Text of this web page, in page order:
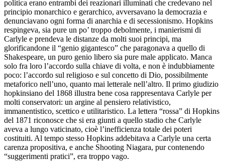
politica erano entrambi dei reazionari illuminati che credevano nel
principio monarchico e gerarchico, avversavano la democrazia e
denunciavano ogni forma di anarchia e di secessionismo. Hopkins
respingeva, sia pure un po’ troppo debolmente, i manierismi di
Carlyle e prendeva le distanze da molti suoi principi, ma
glorificandone il “genio gigantesco” che paragonava a quello di
Shakespeare, un puro genio libero sia pure male applicato. Manca
solo fra loro l’accordo sulla chiave di volta, e non è indubbiamente
poco: l’accordo sul religioso e sul concetto di Dio, possibilmente
metaforico nell’uno, quanto mai letterale nell’altro. Il primo giudizio
hopkinsiano del 1868 illustra bene cosa rappresentava Carlyle per
molti conservatori: un argine al pensiero relativistico,
immanentistico, scettico e utilitaristico. La lettera “rossa” di Hopkins
del 1871 riconosce che si era giunti a quello stadio che Carlyle
aveva a lungo vaticinato, cioè l’inefficienza totale dei poteri
costituiti. Al tempo stesso Hopkins addebitava a Carlyle una certa
carenza propositiva, e anche Shooting Niagara, pur contenendo
“suggerimenti pratici”, era troppo vago.